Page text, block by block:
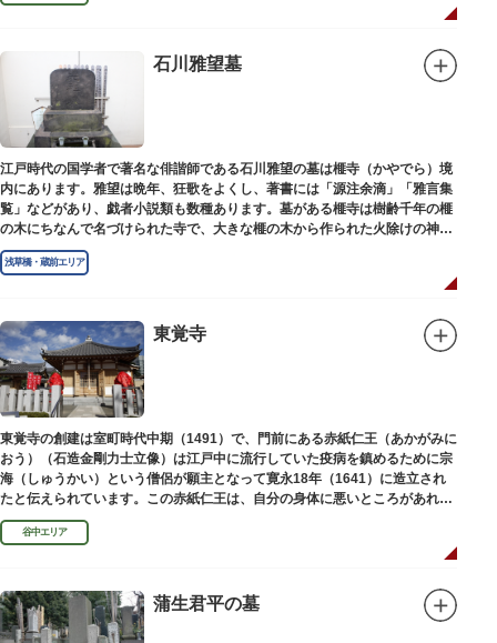
石川雅望墓
江戸時代の国学者で著名な俳諧師である石川雅望の墓は榧寺（かやでら）境
内にあります。雅望は晩年、狂歌をよくし、著書には「源注余滴」「雅言集
覧」などがあり、戯者小説類も数種あります。墓がある榧寺は樹齢千年の榧
の木にちなんで名づけられた寺で、大きな榧の木から作られた火除けの神、
秋葉権現で知られています。
浅草橋・蔵前エリア
東覚寺
東覚寺の創建は室町時代中期（1491）で、門前にある赤紙仁王（あかがみに
おう）（石造金剛力士立像）は江戸中に流行していた疫病を鎮めるために宗
海（しゅうかい）という僧侶が願主となって寛永18年（1641）に造立され
たと伝えられています。この赤紙仁王は、自分の身体に悪いところがあれ
ば、仁王像の同じところに赤紙を貼ると病気が治ると信仰されています。
谷中エリア
蒲生君平の墓